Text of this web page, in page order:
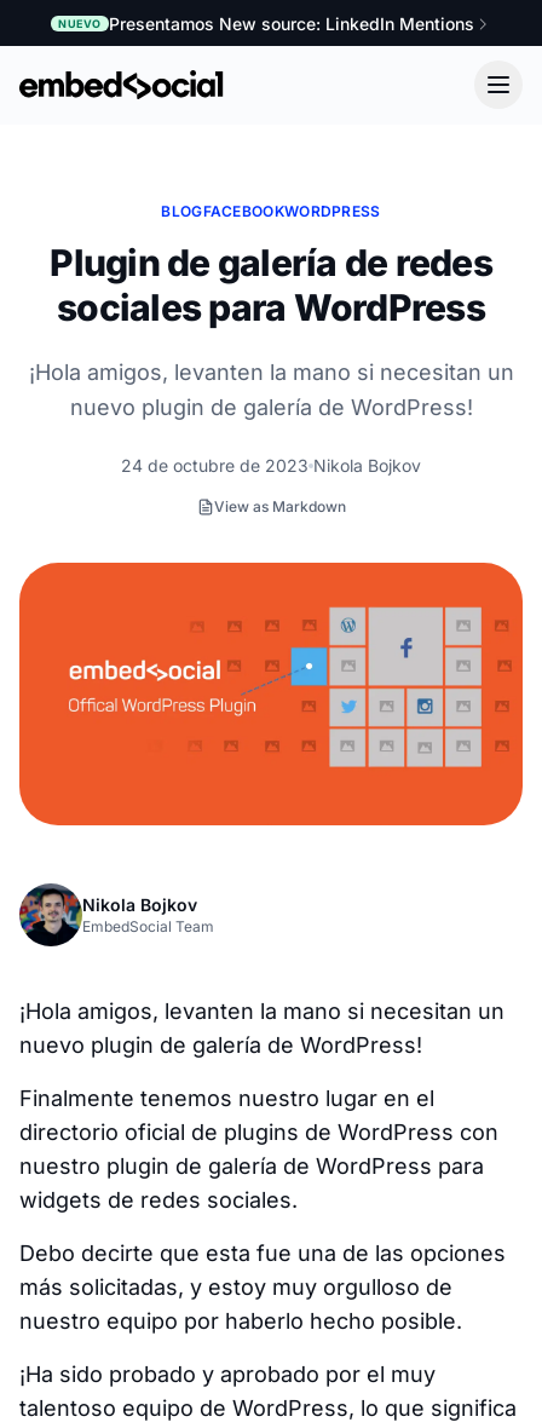
NUEVO Presentamos New source: LinkedIn Mentions
BLOGFACEBOOKWORDPRESS
Plugin de galería de redes
sociales para WordPress
¡Hola amigos, levanten la mano si necesitan un
nuevo plugin de galería de WordPress!
24 de octubre de 2023 Nikola Bojkov
View as Markdown
Nikola Bojkov
EmbedSocial Team
¡Hola amigos, levanten la mano si necesitan un
nuevo plugin de galería de WordPress!
Finalmente tenemos nuestro lugar en el
directorio oficial de plugins de WordPress con
nuestro plugin de galería de WordPress para
widgets de redes sociales.
Debo decirte que esta fue una de las opciones
más solicitadas, y estoy muy orgulloso de
nuestro equipo por haberlo hecho posible.
¡Ha sido probado y aprobado por el muy
talentoso equipo de WordPress, lo que significa